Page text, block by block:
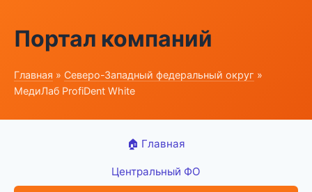
Портал компаний
Главная » Северо-Западный федеральный округ »
МедиЛаб ProfiDent White
🏠 Главная
Центральный ФО